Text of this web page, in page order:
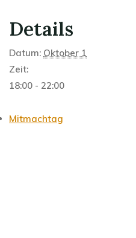
Details
Datum: Oktober 1
Zeit:
18:00 - 22:00
Mitmachtag